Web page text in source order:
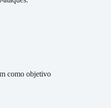
como objetivo